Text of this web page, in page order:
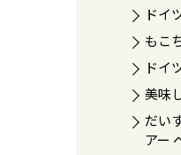
ドイ
もこ
ドイ
美味
だい
アー